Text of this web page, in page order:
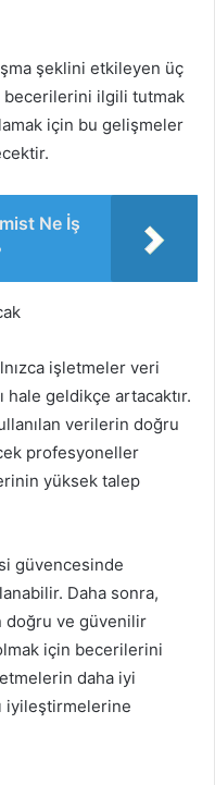
şeklini etkileyen üç
becerilerini ilgili tutmak
için bu gelişmeler
Ne İş
işletmeler veri
hale geldikçe artacaktır.
verilerin doğru
profesyoneller
yüksek talep
güvencesinde
Daha sonra,
doğru ve güvenilir
olmak için becerilerini
daha iyi
iyileştirmelerine